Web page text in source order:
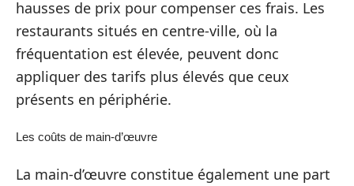
hausses de prix pour compenser ces frais. Les
restaurants situés en centre-ville, où la
fréquentation est élevée, peuvent donc
appliquer des tarifs plus élevés que ceux
présents en périphérie.
Les coûts de main-d’œuvre
La main-d’œuvre constitue également une part